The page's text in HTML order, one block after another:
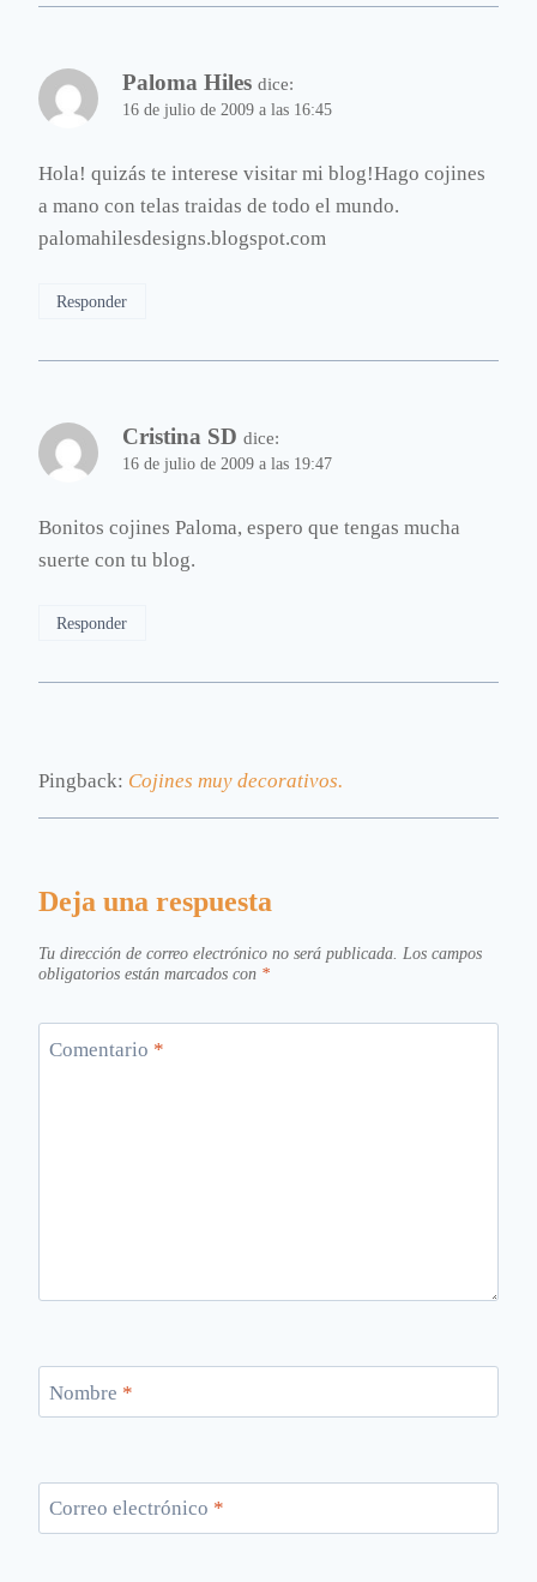
Paloma Hiles dice:
16 de julio de 2009 a las 16:45
Hola! quizás te interese visitar mi blog!Hago cojines
a mano con telas traidas de todo el mundo.
palomahilesdesigns.blogspot.com
Responder
Cristina SD dice:
16 de julio de 2009 a las 19:47
Bonitos cojines Paloma, espero que tengas mucha
suerte con tu blog.
Responder
Pingback: Cojines muy decorativos.
Deja una respuesta
Tu dirección de correo electrónico no será publicada. Los campos
obligatorios están marcados con *
Comentario *
Nombre *
Correo electrónico *